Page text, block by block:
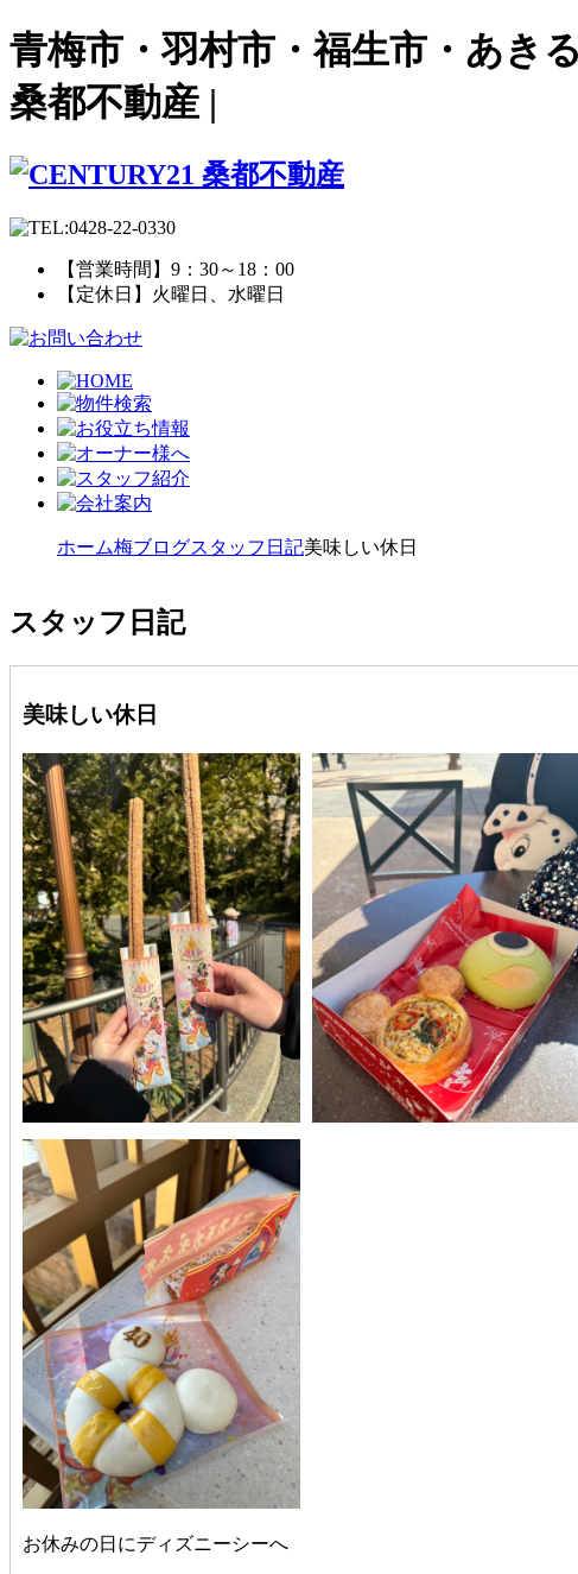
青梅市・羽村市・福生市・あき
桑都不動産 |
【営業時間】9：30～18：00
【定休日】火曜日、水曜日
ホーム梅ブログスタッフ日記美味しい休日
スタッフ日記
美味しい休日
お休みの日にディズニーシーへ